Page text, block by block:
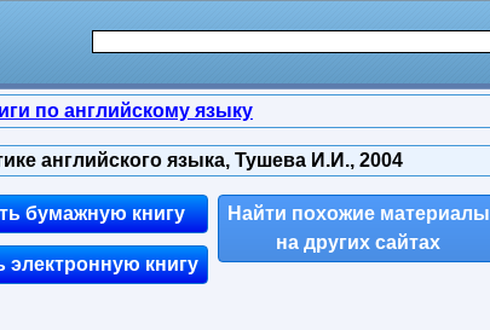
по английскому языку
английского языка, Тушева И.И., 2004
бумажную книгу
электронную книгу
Найти похожие материалы
на других сайтах